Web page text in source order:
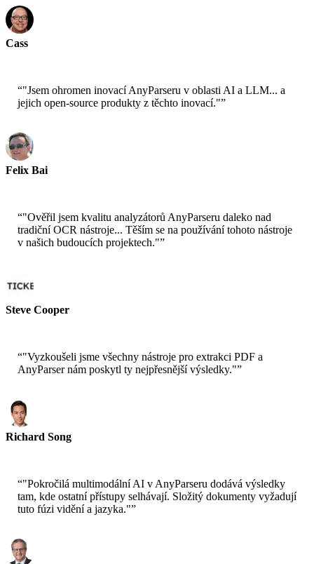
Cass
“"Jsem ohromen inovací AnyParseru v oblasti AI a LLM... a
jejich open-source produkty z těchto inovací."”
Felix Bai
“"Ověřil jsem kvalitu analyzátorů AnyParseru daleko nad
tradiční OCR nástroje... Těším se na používání tohoto nástroje
v našich budoucích projektech."”
Steve Cooper
“"Vyzkoušeli jsme všechny nástroje pro extrakci PDF a
AnyParser nám poskytl ty nejpřesnější výsledky."”
Richard Song
“"Pokročilá multimodální AI v AnyParseru dodává výsledky
tam, kde ostatní přístupy selhávají. Složitý dokumenty vyžadují
tuto fúzi vidění a jazyka."”